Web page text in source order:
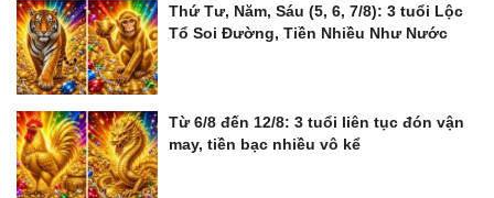
Thứ Tư, Năm, Sáu (5, 6, 7/8): 3 tuổi Lộc
Tổ Soi Đường, Tiền Nhiều Như Nước
Từ 6/8 đến 12/8: 3 tuổi liên tục đón vận
may, tiền bạc nhiều vô kể